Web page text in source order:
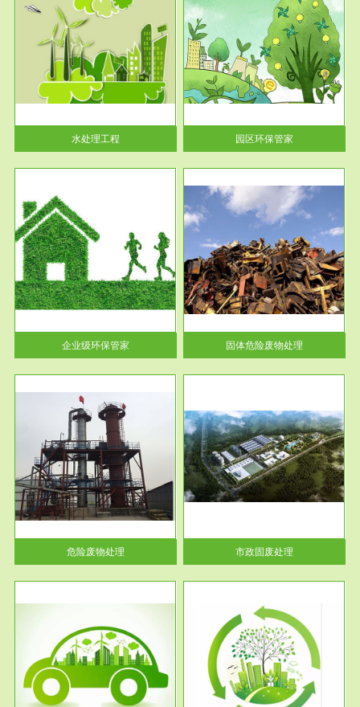
水处理工程
服务范围
园区环保管家
2016 年 4 月，环保部下发《关
于积极发挥环境保护作用促进供
给侧结...
园区环保管家
企业级环保管家
服务范围
固体危险废物处理
固体废物解释：固体废物是指人
们在生产建设、日常生活和其他
活动中...
固体危险废物处理
危险废物处理
服务范围
市政固废处理
蔚蓝生态环境科技所从事的市政
废物处理业务包括市政废物的处
理处...
市政固废处理
服务范围
工作场所职业危害现状评价
【现状评价意义】：具体因素---